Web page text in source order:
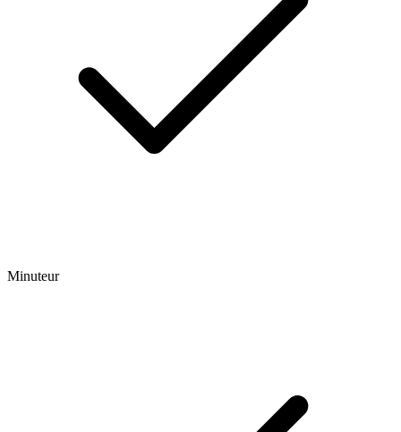
Minuteur